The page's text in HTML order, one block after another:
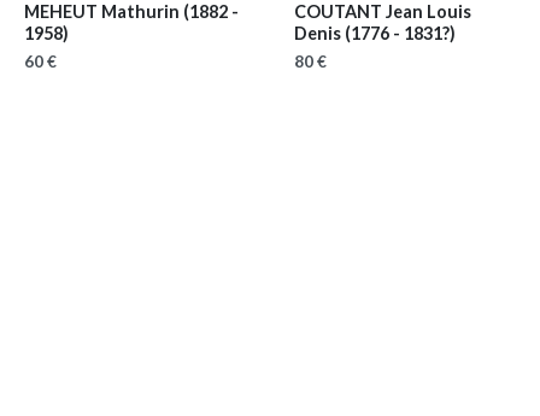
MEHEUT Mathurin (1882 -
1958)
60 €
COUTANT Jean Louis
Denis (1776 - 1831?)
80 €